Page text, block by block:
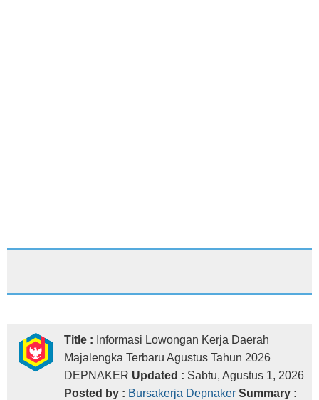
Title : Informasi Lowongan Kerja Daerah
Majalengka Terbaru Agustus Tahun 2026
DEPNAKER Updated : Sabtu, Agustus 1, 2026
Posted by : Bursakerja Depnaker Summary :